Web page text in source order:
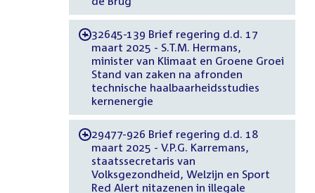
-32645-139 Brief regering d.d. 17
maart 2025 - S.T.M. Hermans,
minister van Klimaat en Groene Groei
Stand van zaken na afronden
technische haalbaarheidsstudies
kernenergie
-29477-926 Brief regering d.d. 18
maart 2025 - V.P.G. Karremans,
staatssecretaris van
Volksgezondheid, Welzijn en Sport
Red Alert nitazenen in illegale